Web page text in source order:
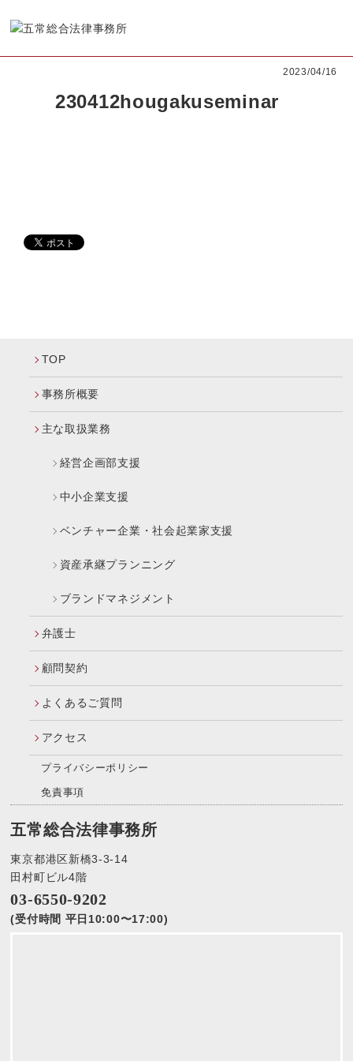
2023/04/16
230412hougakuseminar
TOP
事務所概要
主な取扱業務
経営企画部支援
中小企業支援
ベンチャー企業・社会起業家支援
資産承継プランニング
ブランドマネジメント
弁護士
顧問契約
よくあるご質問
アクセス
プライバシーポリシー
免責事項
五常総合法律事務所
東京都港区新橋3-3-14
田村町ビル4階
03-6550-9202
(受付時間 平日10:00〜17:00)